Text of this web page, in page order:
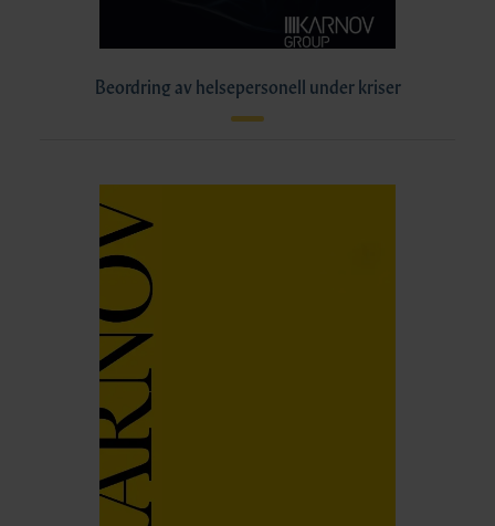
Beordring av helsepersonell under kriser